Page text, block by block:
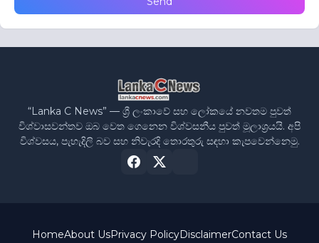
“Lanka C News” — ශ්‍රී ලංකාවේ සහ ලෝකයේ නවතම පුවත්
විශ්වාසවන්තව ඔබ වෙත ගෙනෙන විශ්වසනීය පුවත් මූලාශ්‍රයයි. අපි
විශ්වසය, පැහැදිලි බව සහ නිවැරදි තොරතුරු සඳහා කැපවෙන්නෙමු.
HomeAbout UsPrivacy PolicyDisclaimerContact Us